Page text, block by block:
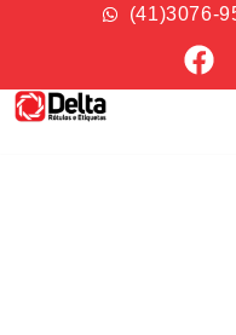
( 4 1 ) 3 0 7 6 - 9